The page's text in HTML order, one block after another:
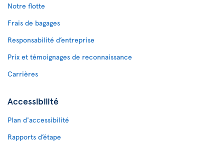
Notre flotte
Frais de bagages
Responsabilité d’entreprise
Prix et témoignages de reconnaissance
Carrières
Accessibilité
Plan d'accessibilité
Rapports d’étape